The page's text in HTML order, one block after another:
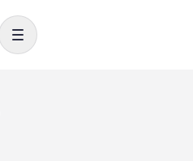
Toggle navigation